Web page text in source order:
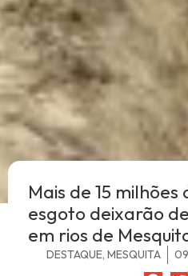
Mais de 15
esgoto deixarão
em rios de
DESTAQUE, MESQUITA